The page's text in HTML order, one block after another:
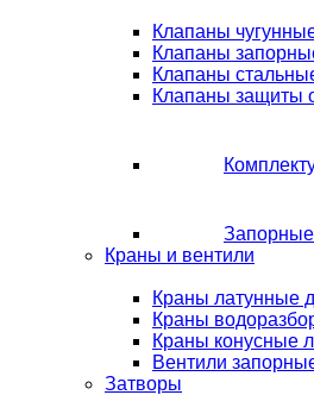
Клапаны
Клапаны
Клапаны
Клапаны защиты
Краны и вентили
Краны латунные
Краны
Краны конусные
Вентили
Затворы